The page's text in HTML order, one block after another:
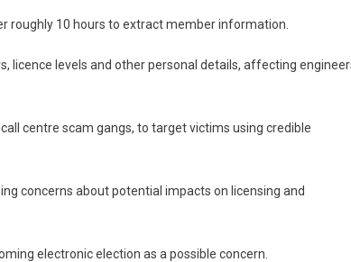
roughly 10 hours to extract member information.
licence levels and other personal details, affecting
centre scam gangs, to target victims using credible
concerns about potential impacts on licensing and
electronic election as a possible concern.